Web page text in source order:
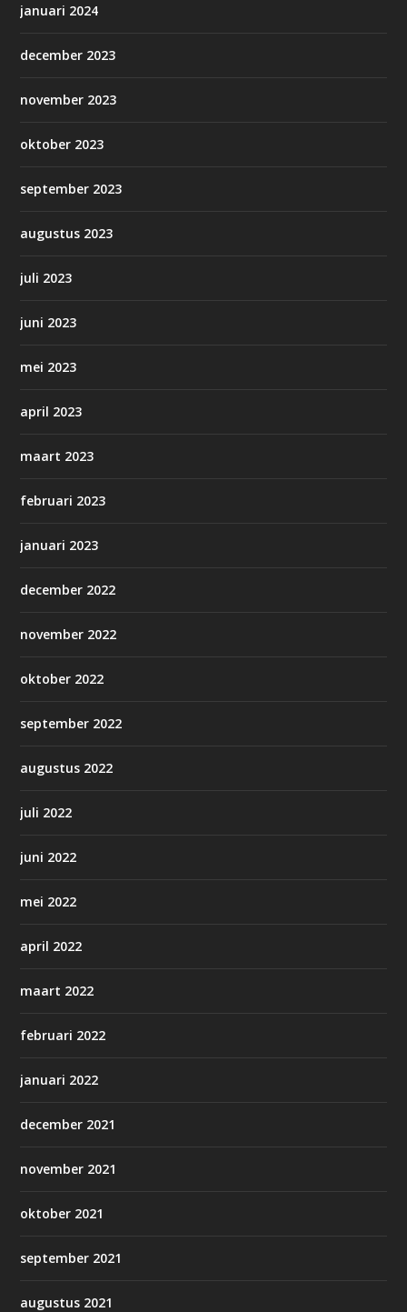
januari 2024
december 2023
november 2023
oktober 2023
september 2023
augustus 2023
juli 2023
juni 2023
mei 2023
april 2023
maart 2023
februari 2023
januari 2023
december 2022
november 2022
oktober 2022
september 2022
augustus 2022
juli 2022
juni 2022
mei 2022
april 2022
maart 2022
februari 2022
januari 2022
december 2021
november 2021
oktober 2021
september 2021
augustus 2021